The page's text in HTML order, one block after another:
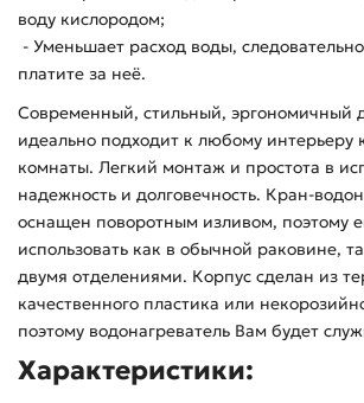
воду кислородом;
- Уменьшает расход воды,
платите за неё.
Современный, стильный, эргономичный
идеально подходит к любому интерьеру
комнаты. Легкий монтаж и простота в
надежность и долговечность. Кран-
оснащен поворотным изливом, поэтому
использовать как в обычной раковине,
двумя отделениями. Корпус сделан из
качественного пластика или
поэтому водонагреватель Вам будет
Характеристики: